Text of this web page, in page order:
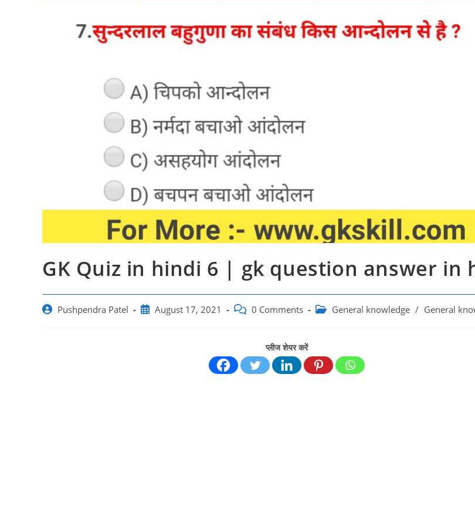
GK Quiz in hindi 6 | gk question answer in
Post Pushpendra Patel
PostAugust 17, 2021
Post 0 Comments
Post General knowledge / General
प्लीज शेयर करें